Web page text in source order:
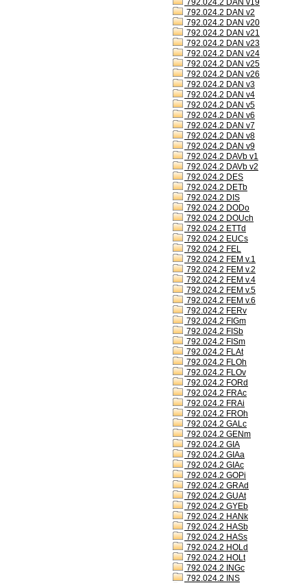
792.024.2 DAN v19
792.024.2 DAN v2
792.024.2 DAN v20
792.024.2 DAN v21
792.024.2 DAN v23
792.024.2 DAN v24
792.024.2 DAN v25
792.024.2 DAN v26
792.024.2 DAN v3
792.024.2 DAN v4
792.024.2 DAN v5
792.024.2 DAN v6
792.024.2 DAN v7
792.024.2 DAN v8
792.024.2 DAN v9
792.024.2 DAVb v1
792.024.2 DAVb v2
792.024.2 DES
792.024.2 DETb
792.024.2 DIS
792.024.2 DODo
792.024.2 DOUch
792.024.2 ETTd
792.024.2 EUCs
792.024.2 FEL
792.024.2 FEM v.1
792.024.2 FEM v.2
792.024.2 FEM v.4
792.024.2 FEM v.5
792.024.2 FEM v.6
792.024.2 FERv
792.024.2 FIGm
792.024.2 FISb
792.024.2 FISm
792.024.2 FLAt
792.024.2 FLOh
792.024.2 FLOv
792.024.2 FORd
792.024.2 FRAc
792.024.2 FRAi
792.024.2 FROh
792.024.2 GALc
792.024.2 GENm
792.024.2 GIA
792.024.2 GIAa
792.024.2 GIAc
792.024.2 GOPi
792.024.2 GRAd
792.024.2 GUAt
792.024.2 GYEb
792.024.2 HANk
792.024.2 HASb
792.024.2 HASs
792.024.2 HOLd
792.024.2 HOLt
792.024.2 INGc
792.024.2 INS